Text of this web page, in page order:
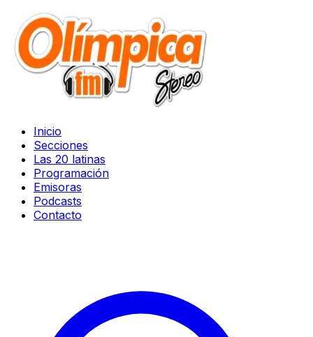
Inicio
Secciones
Las 20 latinas
Programación
Emisoras
Podcasts
Contacto